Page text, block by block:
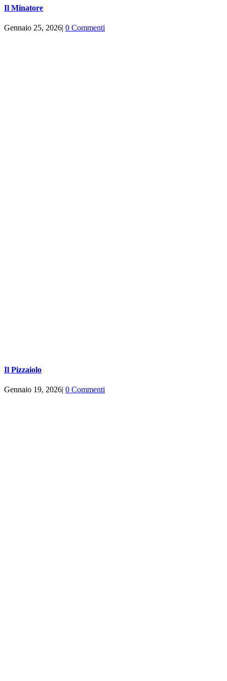
Il Minatore
Gennaio 25, 2026| 0 Commenti
Il Pizzaiolo
Gennaio 19, 2026| 0 Commenti